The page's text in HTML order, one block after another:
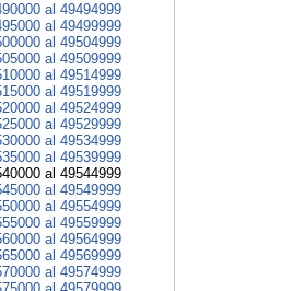
al 49494999
al 49499999
al 49504999
al 49509999
al 49514999
al 49519999
al 49524999
al 49529999
al 49534999
al 49539999
al 49544999
al 49549999
al 49554999
al 49559999
al 49564999
al 49569999
al 49574999